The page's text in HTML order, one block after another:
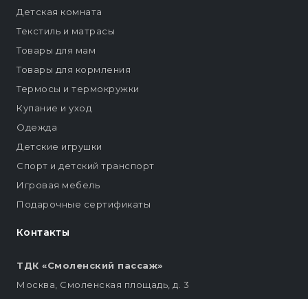
Контакты
ТДК «Смоленский пассаж»
Москва, Смоленская площадь, д. 3
Детская комната
Текстиль и матрасы
Товары для мам
Товары для кормления
Термосы и термокружки
Купание и уход
Одежда
Детские игрушки
Спорт и детский транспорт
Игровая мебель
Подарочные сертификаты